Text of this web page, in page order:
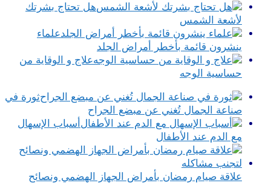
هل تحتاج بشرتك
لأشعة الشمس
علماء
ينشرون قائمة بأخطر أمراض الجلد
علاج و الوقاية من
حساسية الوجه
ثورة في
صناعة الجمال تُغني عن مبضع الجراح
أسباب الإسهال
مع الدم عند الأطفال
علاقة صيام رمضان بأمراض الجهاز الهضمي ونصائح